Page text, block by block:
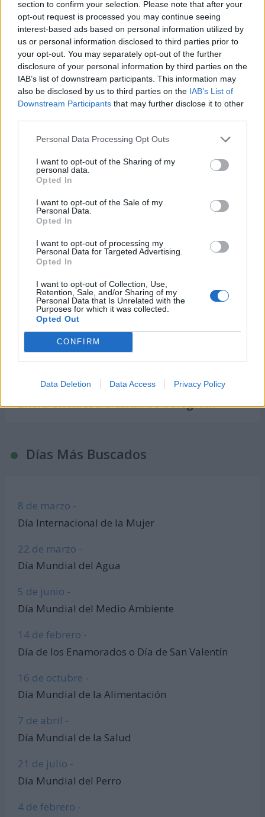
section to confirm your selection. Please note that after your
opt-out request is processed you may continue seeing
interest-based ads based on personal information utilized by
us or personal information disclosed to third parties prior to
your opt-out. You may separately opt-out of the further
disclosure of your personal information by third parties on the
IAB’s list of downstream participants. This information may
also be disclosed by us to third parties on the IAB’s List of
Downstream Participants that may further disclose it to other
Personal Data Processing Opt Outs
I want to opt-out of the Sharing of my
personal data.
Opted In
I want to opt-out of the Sale of my
Personal Data.
Opted In
I want to opt-out of processing my
Personal Data for Targeted Advertising.
Opted In
I want to opt-out of Collection, Use,
Retention, Sale, and/or Sharing of my
Personal Data that Is Unrelated with the
Purposes for which it was collected.
Opted Out
CONFIRM
Data Deletion Data Access Privacy Policy
Calendario Laboral por municipios
(España)
Calendario Laboral (España) 2026
Calendario Astronómico de 2026
Calendario Lunar
Calculadoras
Calcula la diferencia entre fechas
Sumar o restar días o semanas a una
fecha
Calcular días hábiles
¿Cuántos días he vivido?
¿Quién cumple años hoy?
Calculadora de Calorías
Calculadora de índice de masa corporal
Únete al canal de WhatsApp
Entra en nuestro canal de Telegram
Días Más Buscados
8 de marzo -
Día Internacional de la Mujer
22 de marzo -
Día Mundial del Agua
5 de junio -
Día Mundial del Medio Ambiente
14 de febrero -
Día de los Enamorados o Día de San Valentín
16 de octubre -
Día Mundial de la Alimentación
7 de abril -
Día Mundial de la Salud
21 de julio -
Día Mundial del Perro
4 de febrero -